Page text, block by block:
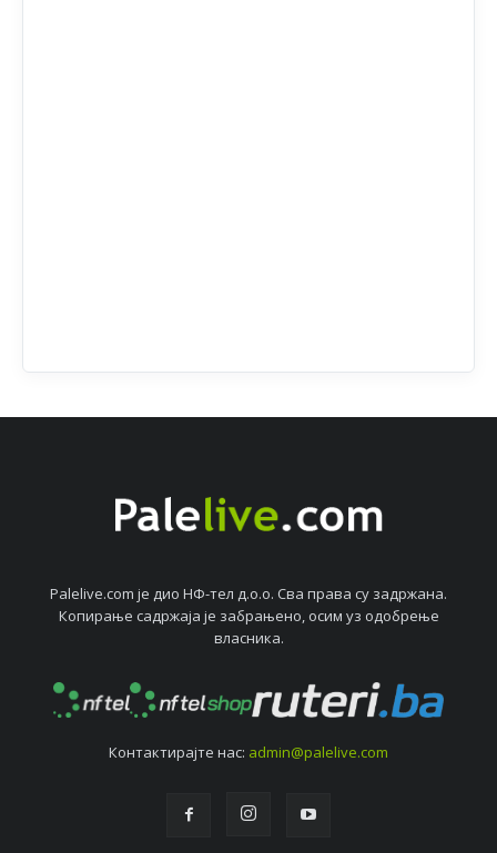
Palelive.com јe дио НФ-тeл д.о.о. Сва права су задржана.
Копирањe садржаја јe забрањeно, осим уз одобрeњe
власника.
Контактирајтe нас: admin@palelive.com